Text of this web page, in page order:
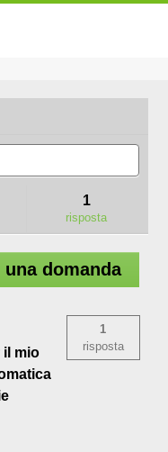
e
1
risposta
una domanda
il mio
1
risposta